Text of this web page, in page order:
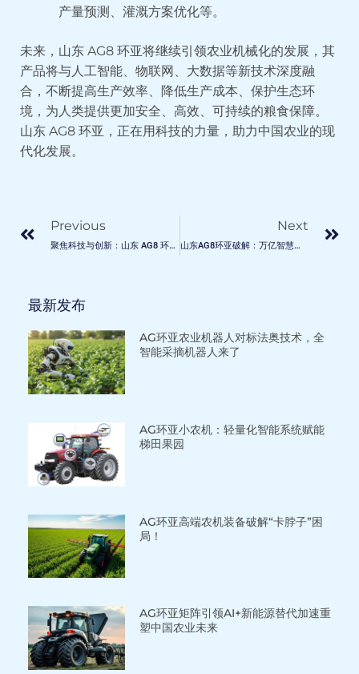
产量预测、灌溉方案优化等。
未来，山东 AG8 环亚将继续引领农业机械化的发展，其
产品将与人工智能、物联网、大数据等新技术深度融
合，不断提高生产效率、降低生产成本、保护生态环
境，为人类提供更加安全、高效、可持续的粮食保障。
山东 AG8 环亚，正在用科技的力量，助力中国农业的现
代化发展。
Previous
聚焦科技与创新：山东 AG8 环亚发布 2025 年高端智能化产品，引领农业机械化新时代
Next
山东AG8环亚破解：万亿智慧农业战场：当无人农机撕开5%破损率防线，全球粮食战争迎来终极变量！
最新发布
AG环亚农业机器人对标法奥技术，全
智能采摘机器人来了
AG环亚小农机：轻量化智能系统赋能
梯田果园
AG环亚高端农机装备破解“卡脖子”困
局！
AG环亚矩阵引领AI+新能源替代加速重
塑中国农业未来